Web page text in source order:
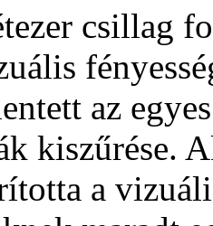
csillag
az
kiszűrése.
a